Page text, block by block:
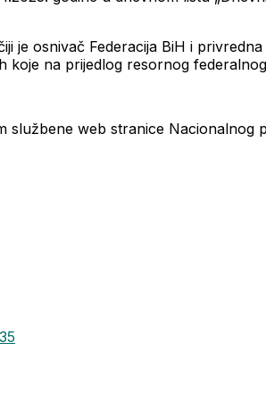
je osnivač Federacija BiH i
na prijedlog resornog
službene web stranice Nacionalnog